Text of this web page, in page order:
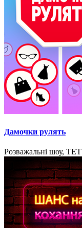
Дамочки рулять
Розважальні шоу, ТЕТ